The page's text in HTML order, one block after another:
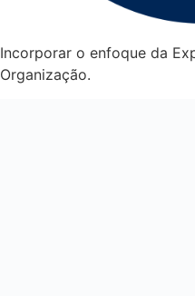
Incorporar o enfoque da
Organização.